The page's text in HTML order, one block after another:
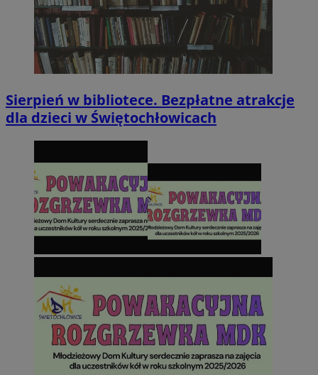
Sierpień w bibliotece. Bezpłatne atrakcje
dla dzieci w Świętochłowicach